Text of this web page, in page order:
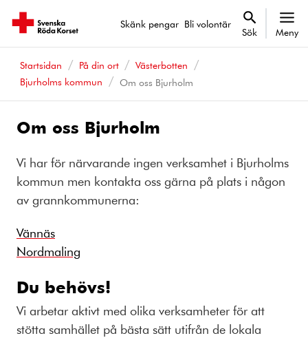
Skänk pengar Bli volontär
Sök Meny
Startsidan På din ort
Västerbotten
Bjurholms kommun
Om oss Bjurholm
Om oss Bjurholm
Vi har för närvarande ingen verksamhet i Bjurholms
kommun men kontakta oss gärna på plats i någon
av grannkommunerna:
Vännäs
Nordmaling
Du behövs!
Vi arbetar aktivt med olika verksamheter för att
stötta samhället på bästa sätt utifrån de lokala